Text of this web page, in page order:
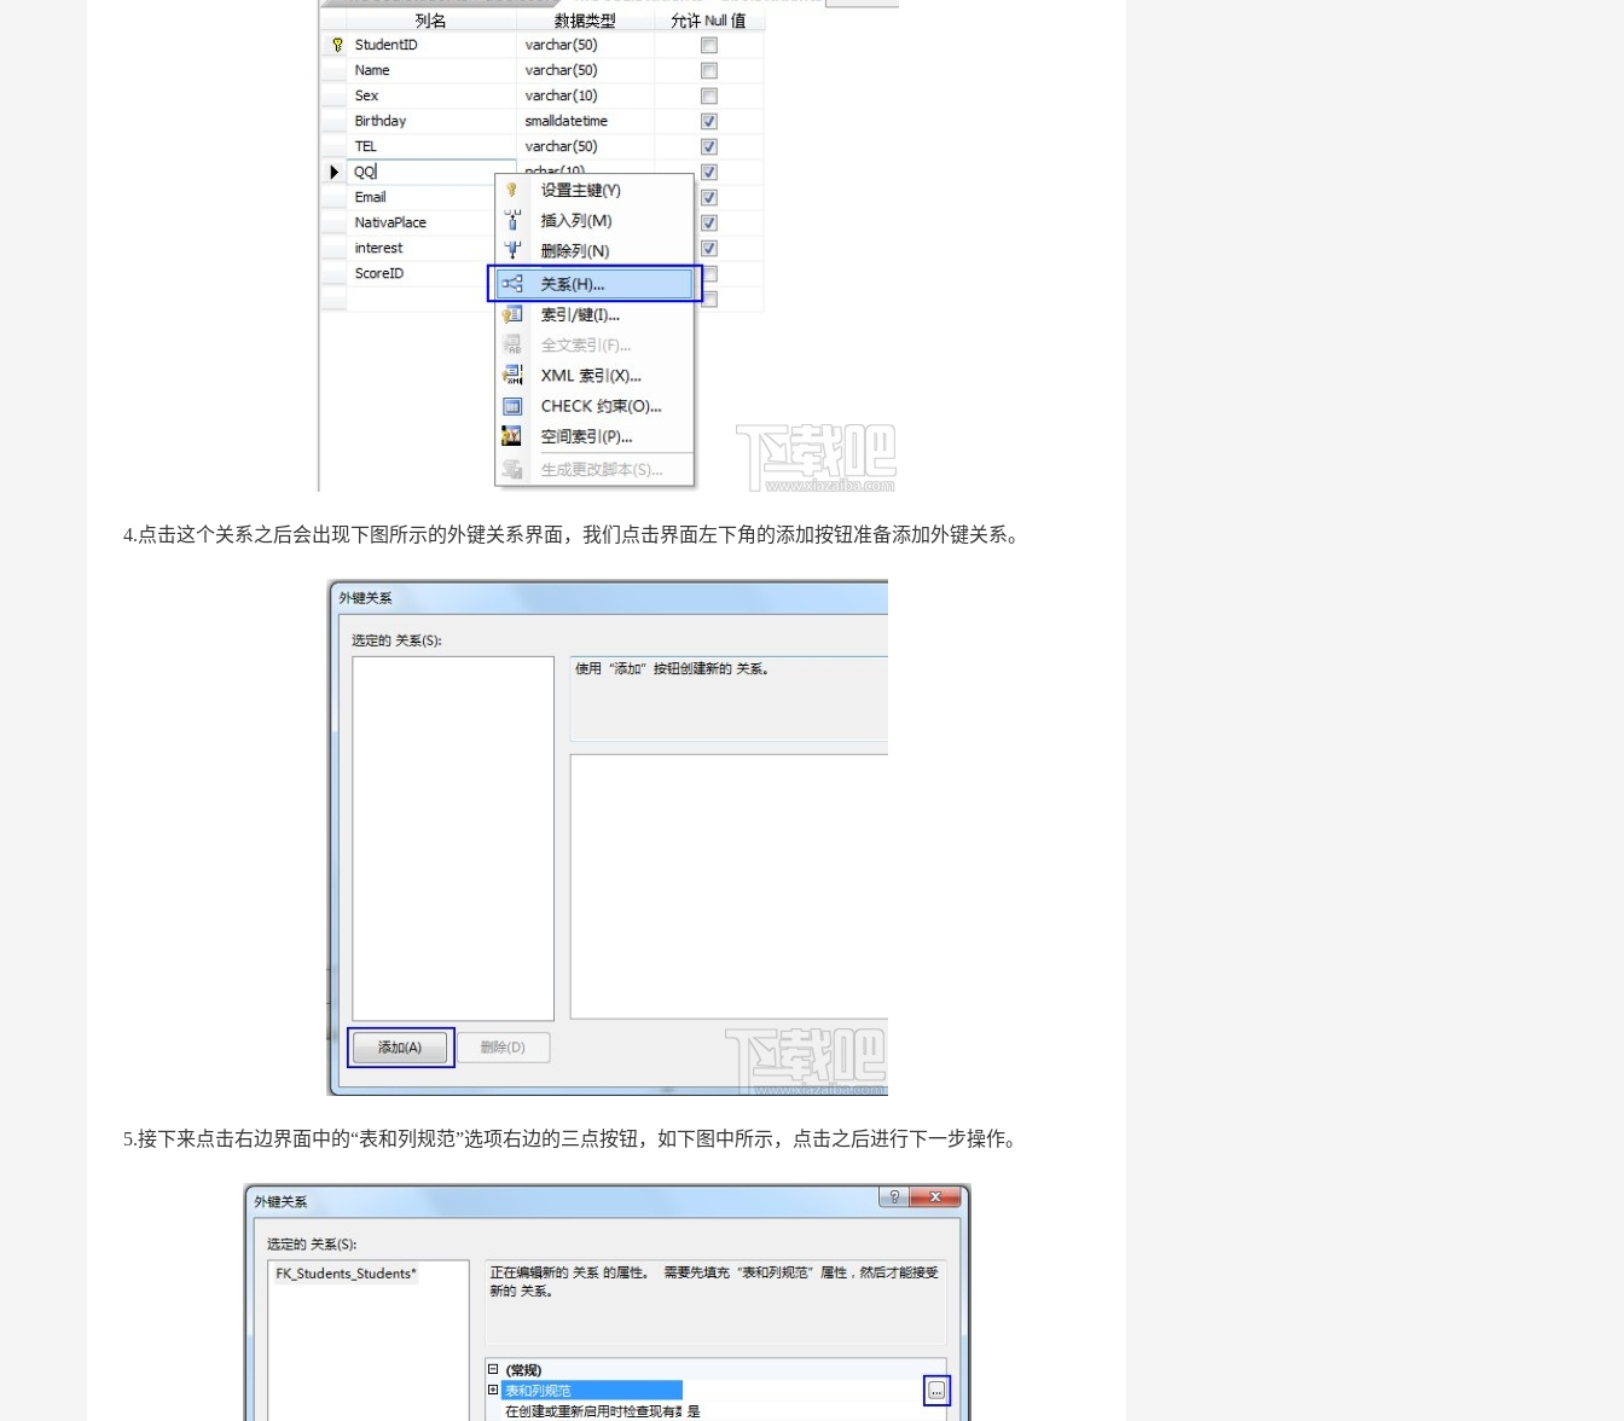
4.点击这个关系之后会出现下图所示的外键关系界面，我们点击界面左下角的添加按钮准备添加外键关系。
5.接下来点击右边界面中的“表和列规范”选项右边的三点按钮，如下图中所示，点击之后进行下一步操作。